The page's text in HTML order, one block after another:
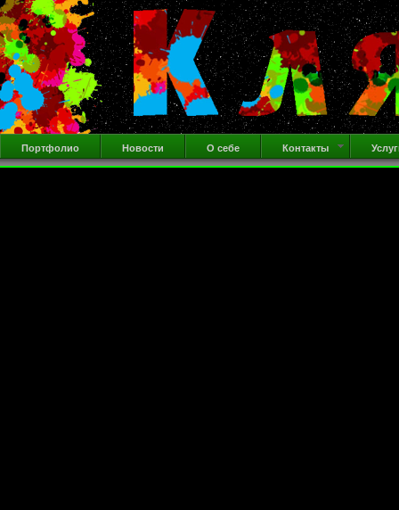
Портфолио Новости О себе Контакты